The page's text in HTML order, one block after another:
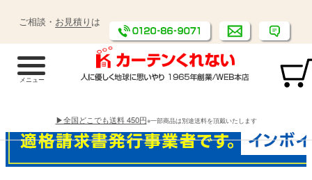
ご相談・ お見積り は
▶全国どこでも送料 450円※一部商品は別途送料を頂戴いたします